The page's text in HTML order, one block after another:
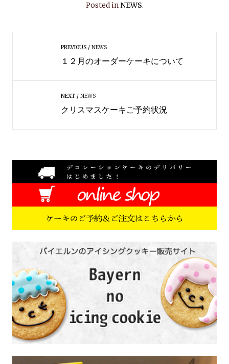
Posted in NEWS.
PREVIOUS NEWS
１２月のオーダーケーキについて
NEXT NEWS
クリスマスケーキご予約状況